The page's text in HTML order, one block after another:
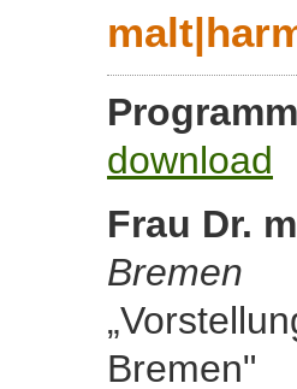
download
Frau Dr.
Bremen
Bremen"